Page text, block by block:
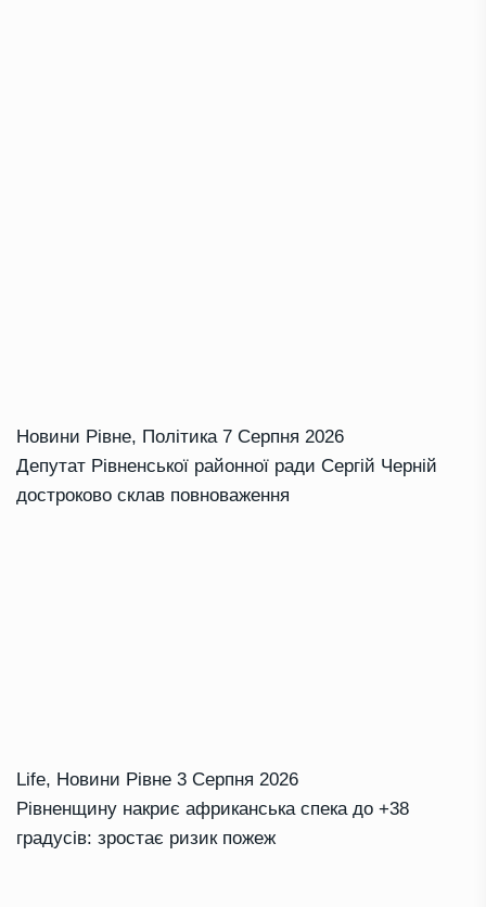
Новини Рівне, Політика 7 Серпня 2026
Депутат Рівненської районної ради Сергій Черній
достроково склав повноваження
Life, Новини Рівне 3 Серпня 2026
Рівненщину накриє африканська спека до +38
градусів: зростає ризик пожеж